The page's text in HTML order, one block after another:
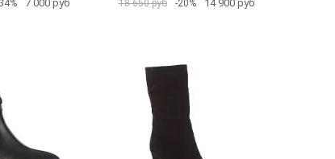
7 000 руб 18 650 руб -20% 14 900 руб